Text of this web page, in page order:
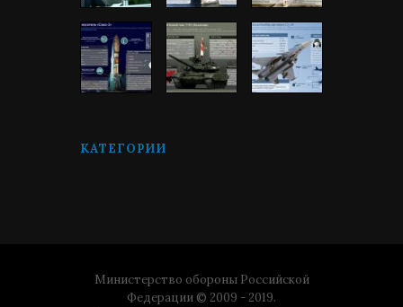
КАТЕГОРИИ
Министерство обороны Российской
Федерации © 2009 - 2019.